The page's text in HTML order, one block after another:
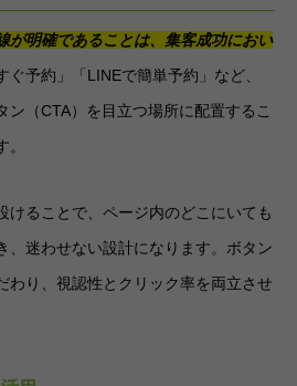
が明確であることは、集客成功におい
ぐ予約」「LINEで簡単予約」など、
ン（CTA）を目立つ場所に配置するこ
けることで、ページ内のどこにいても
、迷わせない設計になります。ボタン
わり、視認性とクリック率を両立させ